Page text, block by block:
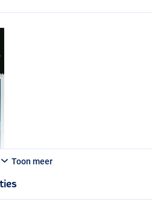
Toon meer